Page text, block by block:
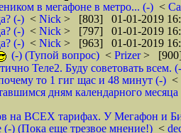
в мегафоне в метро... (-) <
(-) < Nick > [803] 01-01-2019
(-) < Nick > [797] 01-01-2019
(-) < Nick > [963] 01-01-2019
(-) (Тупой вопрос) < Prizer>
Теле2. Буду советовать всем.
то 1 гиг щас и 48 минут (-) <
дням календарного
на ВСЕХ тарифах. У Мегафон и Би
) (Пока еще трезвое мнение!) <